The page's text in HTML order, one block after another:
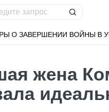
О ЗАВЕРШЕНИИ ВОЙНЫ В
Мариуполь
жена